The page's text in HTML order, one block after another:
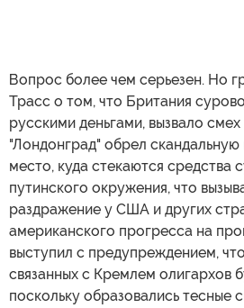
Вопрос более чем серьезен. Но
Трасс о том, что Британия
русскими деньгами, вызвало
"Лондонград" обрел скандальную
место, куда стекаются средства
путинского окружения, что
раздражение у США и других
американского прогресса на
выступил с предупреждением,
связанных с Кремлем олигархов
поскольку образовались тесные